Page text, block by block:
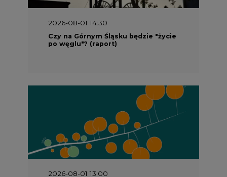
2026-08-01 14:30
Czy na Górnym Śląsku będzie "życie
po węglu"? (raport)
2026-08-01 13:00